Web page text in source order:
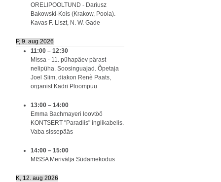
ORELIPOOLTUND - Dariusz
Bakowski-Kois (Krakow, Poola).
Kavas F. Liszt, N. W. Gade
P, 9. aug 2026
11:00 – 12:30
Missa - 11. pühapäev pärast
nelipüha. Soosinguajad. Õpetaja
Joel Siim, diakon Renè Paats,
organist Kadri Ploompuu
13:00 – 14:00
Emma Bachmayeri loovtöö
KONTSERT "Paradiis" inglikabelis.
Vaba sissepääs
14:00 – 15:00
MISSA Merivälja Südamekodus
K, 12. aug 2026